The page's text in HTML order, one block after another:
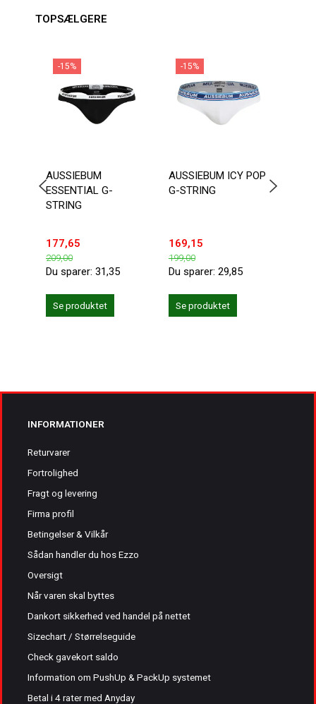
TOPSÆLGERE
-15%
AUSSIEBUM
ESSENTIAL G-
STRING
177,65
209,00
Du sparer: 31,35
Se produktet
-15%
AUSSIEBUM ICY POP
G-STRING
169,15
199,00
Du sparer: 29,85
Se produktet
INFORMATIONER
Returvarer
Fortrolighed
Fragt og levering
Firma profil
Betingelser & Vilkår
Sådan handler du hos Ezzo
Oversigt
Når varen skal byttes
Dankort sikkerhed ved handel på nettet
Sizechart / Størrelseguide
Check gavekort saldo
Information om PushUp & PackUp systemet
Betal i 4 rater med Anyday